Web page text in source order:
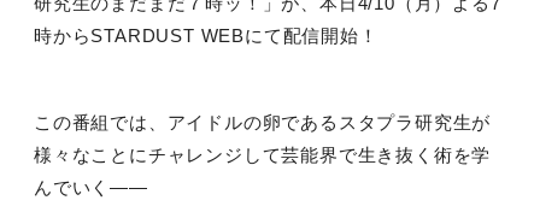
時からSTARDUST WEBにて配信開始！
この番組では、アイドルの卵であるスタプラ研究生が
様々なことにチャレンジして芸能界で生き抜く術を学
んでいく――